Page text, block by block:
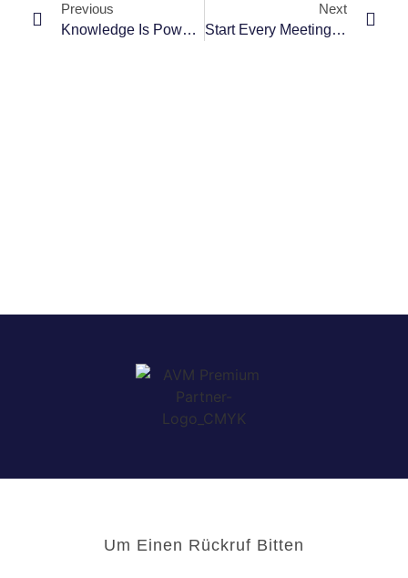
Previous
Knowledge Is Power. Read Books To Get Smart.
Next
Start Every Meeting With A Handshake.
Um Einen Rückruf Bitten